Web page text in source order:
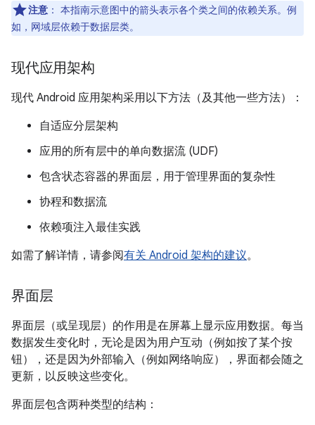
注意 ： 本指南示意图中的箭头表示各个类之间的依赖关系。例
如，网域层依赖于数据层类。
现代应用架构
现代 Android 应用架构采用以下方法（及其他一些方法）：
自适应分层架构
应用的所有层中的单向数据流 (UDF)
包含状态容器的界面层，用于管理界面的复杂性
协程和数据流
依赖项注入最佳实践
如需了解详情，请参阅有关 Android 架构的建议。
界面层
界面层（或呈现层）的作用是在屏幕上显示应用数据。 每当
数据发生变化时，无论是因为用户互动（例如按了某个按
钮），还是因为外部输入（例如网络响应），界面都会随之
更新，以反映这些变化。
界面层包含两种类型的结构：